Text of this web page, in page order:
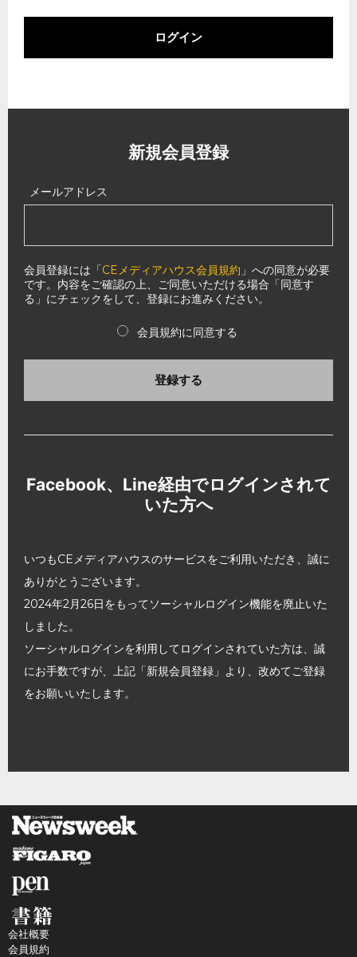
ログイン
新規会員登録
メールアドレス
会員登録には「CEメディアハウス会員規約 」への同意が必要
です。内容をご確認の上、ご同意いただける場合「同意す
る」にチェックをして、登録にお進みください。
会員規約に同意する
登録する
Facebook、Line経由でログインされて
いた方へ
いつもCEメディアハウスのサービスをご利用いただき、誠に
ありがとうございます。
2024年2月26日をもってソーシャルログイン機能を廃止いた
しました。
ソーシャルログインを利用してログインされていた方は、誠
にお手数ですが、上記「新規会員登録」より、改めてご登録
をお願いいたします。
会社概要
会員規約